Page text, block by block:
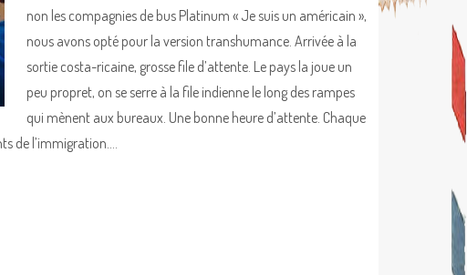
non les compagnies de bus Platinum « Je suis un américain »,
nous avons opté pour la version transhumance. Arrivée à la
sortie costa-ricaine, grosse file d’attente. Le pays la joue un
peu propret, on se serre à la file indienne le long des rampes
qui mènent aux bureaux. Une bonne heure d’attente. Chaque
de l’immigration.…